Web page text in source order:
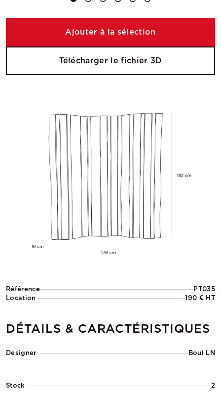
Référence
PT035
Location
190 € HT
DÉTAILS & CARACTÉRISTIQUES
Designer Boul LN
Stock 2
Ajouter à la sélection
Télécharger le fichier 3D